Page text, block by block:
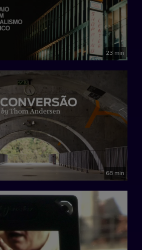
23 min
68 min